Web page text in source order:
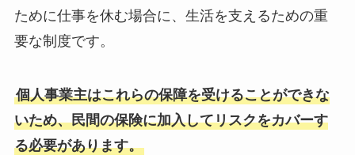
ために仕事を休む場合に、生活を支えるための重
要な制度です。
個人事業主はこれらの保障を受けることができな
いため、民間の保険に加入してリスクをカバーす
る必要があります。